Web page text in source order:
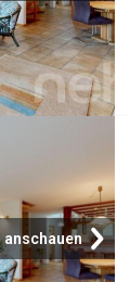
anschauen